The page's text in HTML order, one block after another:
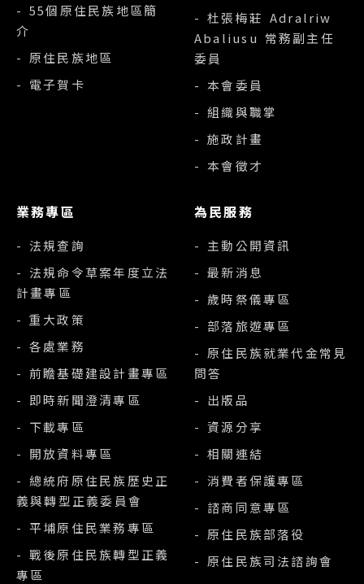
- 55個原住民族地區簡
介
- 原住民族地區
- 電子賀卡
- 杜張梅莊 Adralriw
Abaliusu 常務副主任
委員
- 本會委員
- 組織與職掌
- 施政計畫
- 本會徵才
業務專區
- 法規查詢
- 法規命令草案年度立法
計畫專區
- 重大政策
- 各處業務
- 前瞻基礎建設計畫專區
- 即時新聞澄清專區
- 下載專區
- 開放資料專區
- 總統府原住民族歷史正
義與轉型正義委員會
- 平埔原住民業務專區
- 戰後原住民族轉型正義
專區
為民服務
- 主動公開資訊
- 最新消息
- 歲時祭儀專區
- 部落旅遊專區
- 原住民族就業代金常見
問答
- 出版品
- 資源分享
- 相關連結
- 消費者保護專區
- 諮商同意專區
- 原住民族部落役
- 原住民族司法諮詢會